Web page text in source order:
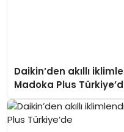
Daikin’den akıllı
Madoka Plus